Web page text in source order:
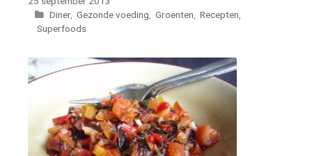
Categorieën
Diner, Gezonde voeding Groenten Recepten
Superfoods